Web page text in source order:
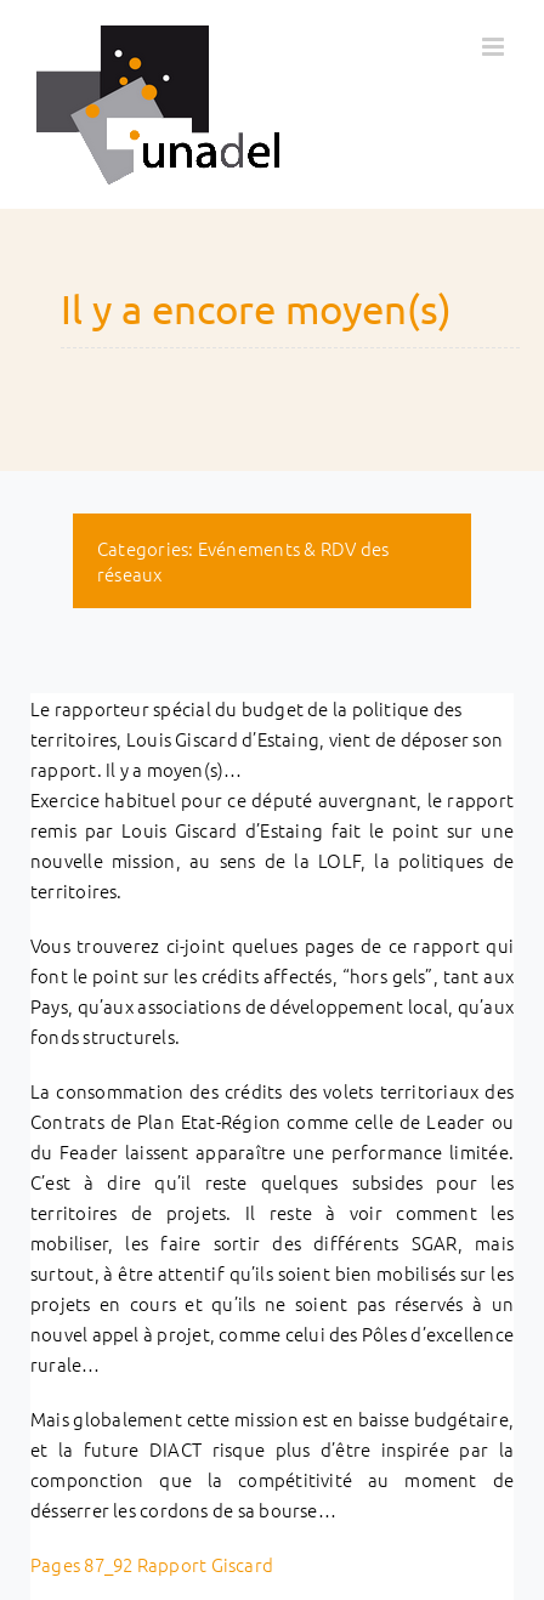
contenu
Il y a encore moyen(s)
Categories: Evénements & RDV des
réseaux
Le rapporteur spécial du budget de la politique des
territoires, Louis Giscard d’Estaing, vient de déposer son
rapport. Il y a moyen(s)…
Exercice habituel pour ce député auvergnant, le rapport
remis par Louis Giscard d’Estaing fait le point sur une
nouvelle mission, au sens de la LOLF, la politiques de
territoires.
Vous trouverez ci-joint quelues pages de ce rapport qui
font le point sur les crédits affectés, “hors gels”, tant aux
Pays, qu’aux associations de développement local, qu’aux
fonds structurels.
La consommation des crédits des volets territoriaux des
Contrats de Plan Etat-Région comme celle de Leader ou
du Feader laissent apparaître une performance limitée.
C’est à dire qu’il reste quelques subsides pour les
territoires de projets. Il reste à voir comment les
mobiliser, les faire sortir des différents SGAR, mais
surtout, à être attentif qu’ils soient bien mobilisés sur les
projets en cours et qu’ils ne soient pas réservés à un
nouvel appel à projet, comme celui des Pôles d’excellence
rurale…
Mais globalement cette mission est en baisse budgétaire,
et la future DIACT risque plus d’être inspirée par la
componction que la compétitivité au moment de
désserrer les cordons de sa bourse…
Pages 87_92 Rapport Giscard